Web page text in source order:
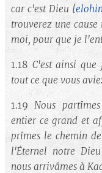
car c'est Dieu [
trouverez une
moi, pour que je
1.18 C'est ainsi que
tout ce que vous
1.19Nous
entier ce grand et
prîmes le chemin
l'Éternel notre
nous arrivâmes à